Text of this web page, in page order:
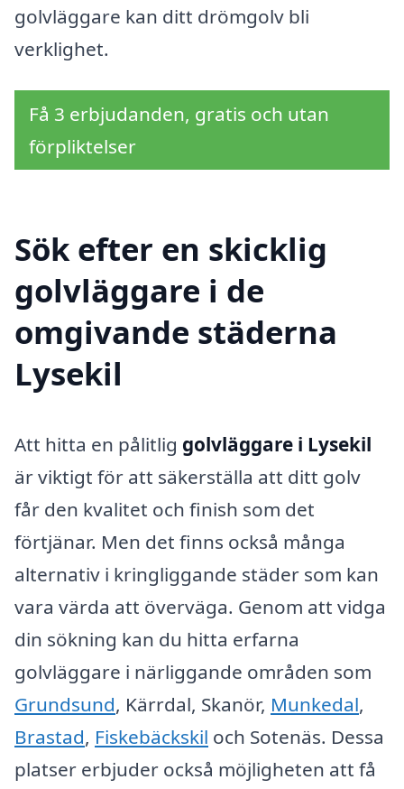
golvläggare kan ditt drömgolv bli
verklighet.
Få 3 erbjudanden, gratis och utan
förpliktelser
Sök efter en skicklig
golvläggare i de
omgivande städerna
Lysekil
Att hitta en pålitlig golvläggare i Lysekil
är viktigt för att säkerställa att ditt golv
får den kvalitet och finish som det
förtjänar. Men det finns också många
alternativ i kringliggande städer som kan
vara värda att överväga. Genom att vidga
din sökning kan du hitta erfarna
golvläggare i närliggande områden som
Grundsund, Kärrdal, Skanör, Munkedal,
Brastad, Fiskebäckskil och Sotenäs. Dessa
platser erbjuder också möjligheten att få